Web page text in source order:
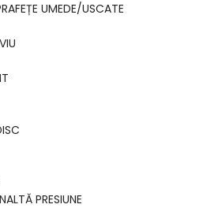
UMEDE/USCATE
PRESIUNE